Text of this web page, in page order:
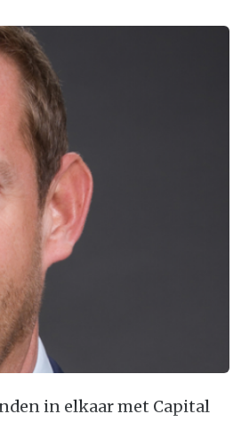
in elkaar met Capital